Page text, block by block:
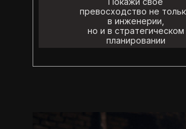
превосходство не
в инженерии,
но и в стратегическом
планировании